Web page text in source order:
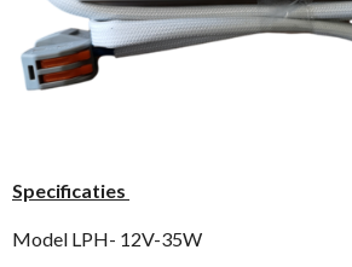
Specificaties
Model LPH- 12V-35W